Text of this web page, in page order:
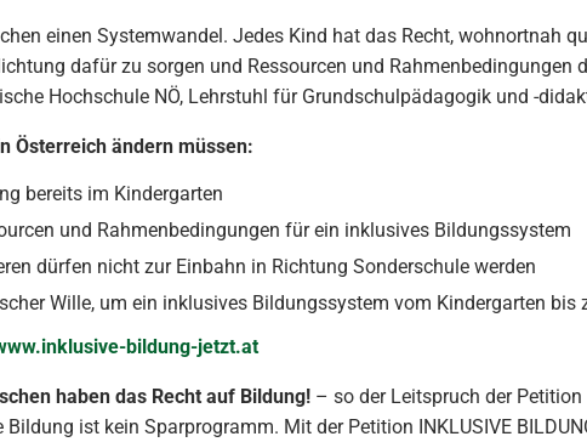
einen Systemwandel. Jedes Kind hat das Recht, wohnortnah
dafür zu sorgen und Ressourcen und
Hochschule NÖ, Lehrstuhl für Grundschulpädagogik und -
Österreich ändern müssen:
bereits im Kindergarten
und Rahmenbedingungen für ein inklusives Bildungssystem
dürfen nicht zur Einbahn in Richtung Sonderschule werden
Wille, um ein inklusives Bildungssystem vom Kindergarten bis
bildung-jetzt.at
haben das Recht auf Bildung! – so der Leitspruch der
Bildung ist kein Sparprogramm. Mit der Petition INKLUSIVE